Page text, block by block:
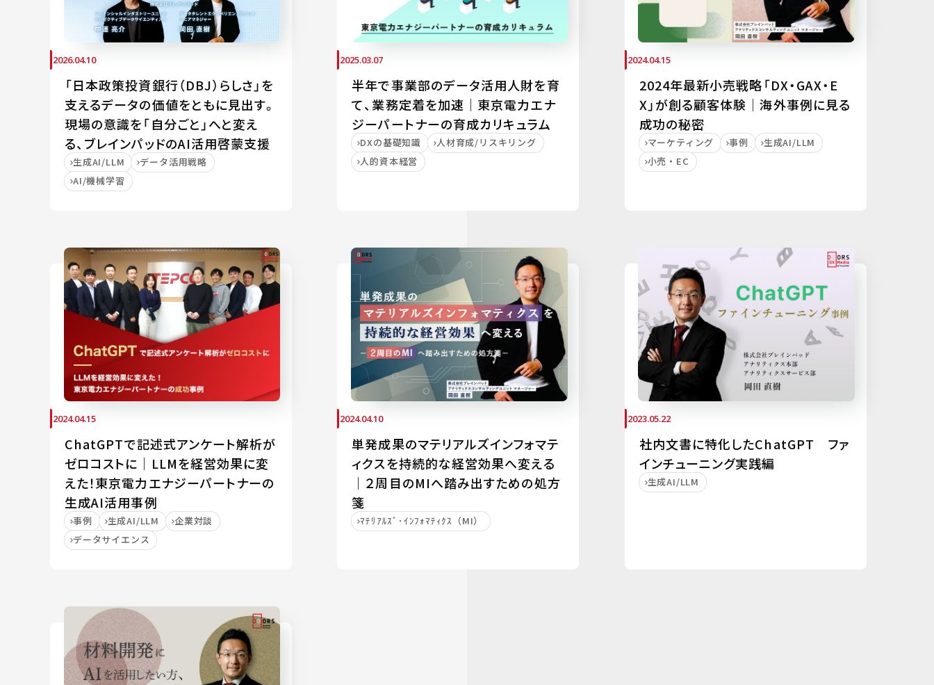
2026.04.10
「日本政策投資銀行（DBJ）らしさ」を
支えるデータの価値をともに見出す。
現場の意識を「自分ごと」へと変え
る、ブレインパッドのAI活用啓蒙支援
生成AI/LLM
データ活用戦略
AI/機械学習
2025.03.07
半年で事業部のデータ活用人財を育
て、業務定着を加速｜東京電力エナ
ジーパートナーの育成カリキュラム
DXの基礎知識
人材育成/リスキリング
人的資本経営
2024.04.15
2024年最新小売戦略「DX・GAX・E
X」が創る顧客体験｜海外事例に見る
成功の秘密
マーケティング 事例
生成AI/LLM
小売・EC
2024.04.15
ChatGPTで記述式アンケート解析が
ゼロコストに｜LLMを経営効果に変
えた！東京電力エナジーパートナーの
生成AI活用事例
事例 生成AI/LLM
企業対談
データサイエンス
2024.04.10
単発成果のマテリアルズインフォマテ
ィクスを持続的な経営効果へ変える
｜２周目のMIへ踏み出すための処方
箋
ﾏﾃﾘｱﾙｽﾞ･ｲﾝﾌｫﾏﾃｨｸｽ（MI）
2023.05.22
社内文書に特化したChatGPT ファ
インチューニング実践編
生成AI/LLM